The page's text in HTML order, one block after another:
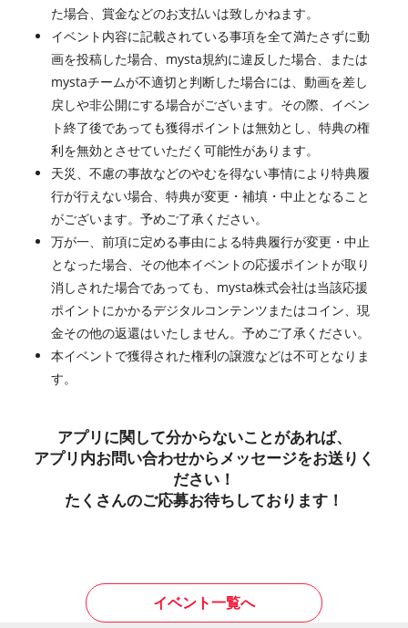
た場合、賞金などのお支払いは致しかねます。
イベント内容に記載されている事項を全て満たさずに動
画を投稿した場合、mysta規約に違反した場合、または
mystaチームが不適切と判断した場合には、動画を差し
戻しや非公開にする場合がございます。その際、イベン
ト終了後であっても獲得ポイントは無効とし、特典の権
利を無効とさせていただく可能性があります。
天災、不慮の事故などのやむを得ない事情により特典履
行が行えない場合、特典が変更・補填・中止となること
がございます。予めご了承ください。
万が一、前項に定める事由による特典履行が変更・中止
となった場合、その他本イベントの応援ポイントが取り
消しされた場合であっても、mysta株式会社は当該応援
ポイントにかかるデジタルコンテンツまたはコイン、現
金その他の返還はいたしません。予めご了承ください。
本イベントで獲得された権利の譲渡などは不可となりま
す。
アプリに関して分からないことがあれば、
アプリ内お問い合わせからメッセージをお送りく
ださい！
たくさんのご応募お待ちしております！
イベント一覧へ